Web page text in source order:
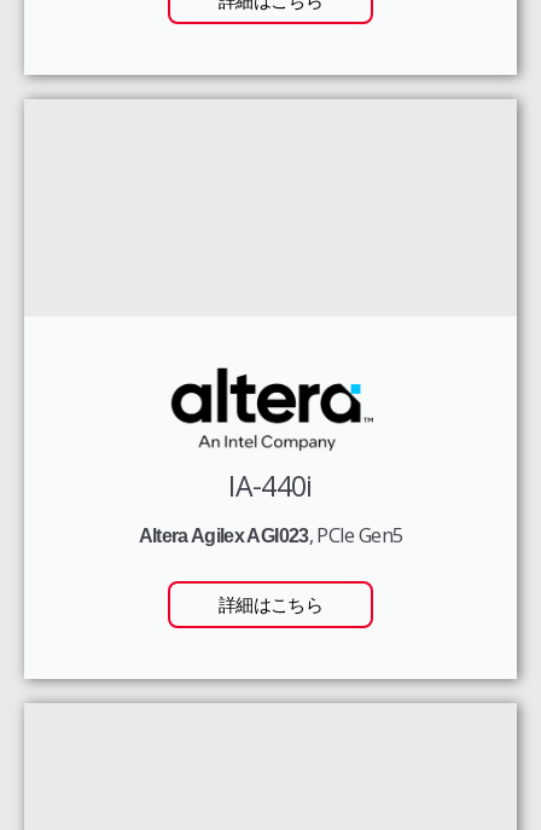
IA-440i
Altera Agilex AGI023, PCIe Gen5
詳細はこちら